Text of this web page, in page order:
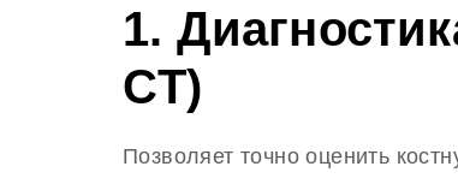
1.
CT)
Позволяет точно оценить